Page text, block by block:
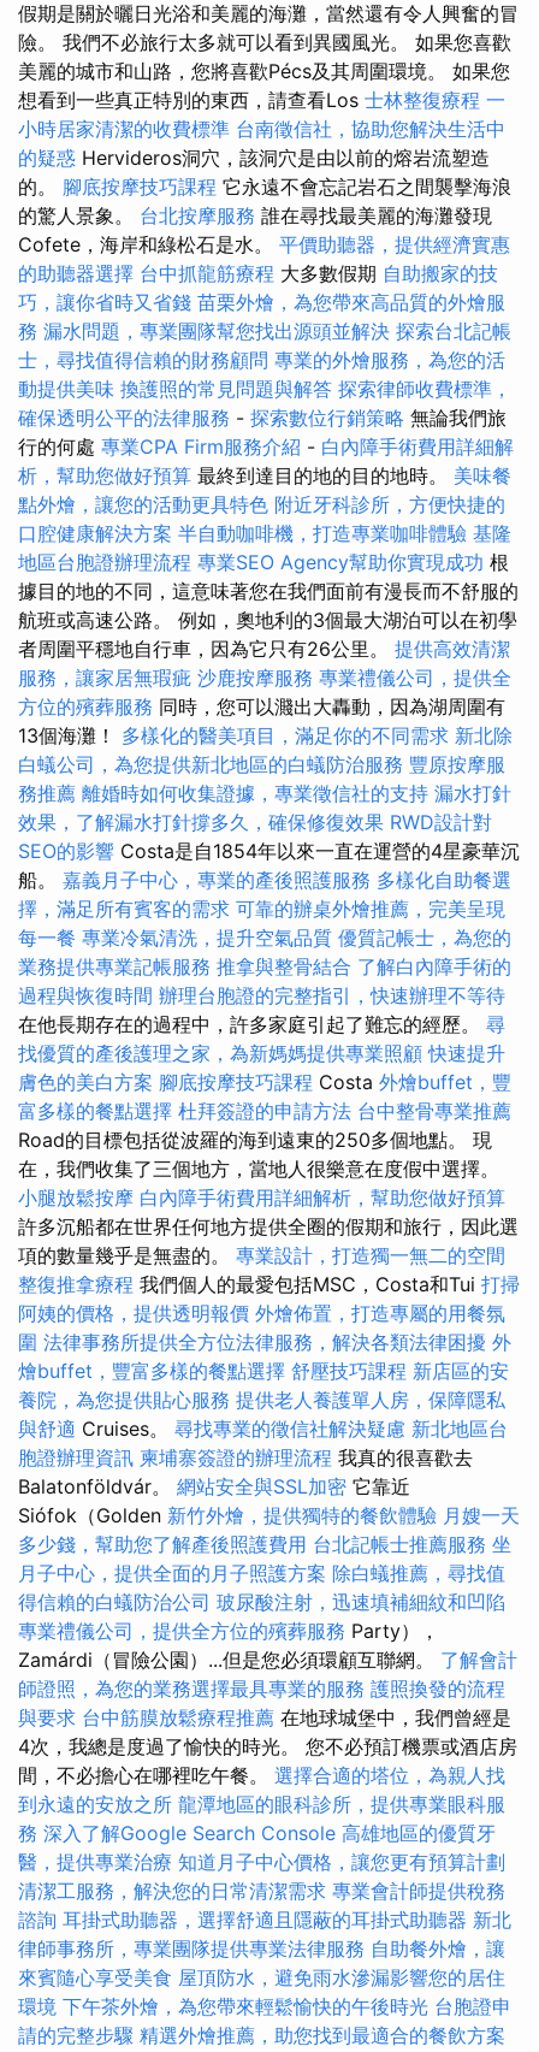
假期是關於曬日光浴和美麗的海灘，當然還有令人興奮的冒
險。 我們不必旅行太多就可以看到異國風光。 如果您喜歡
美麗的城市和山路，您將喜歡Pécs及其周圍環境。 如果您
想看到一些真正特別的東西，請查看Los 士林整復療程 一
小時居家清潔的收費標準 台南徵信社，協助您解決生活中
的疑惑 Hervideros洞穴，該洞穴是由以前的熔岩流塑造
的。 腳底按摩技巧課程 它永遠不會忘記岩石之間襲擊海浪
的驚人景象。 台北按摩服務 誰在尋找最美麗的海灘發現
Cofete，海岸和綠松石是水。 平價助聽器，提供經濟實惠
的助聽器選擇 台中抓龍筋療程 大多數假期 自助搬家的技
巧，讓你省時又省錢 苗栗外燴，為您帶來高品質的外燴服
務 漏水問題，專業團隊幫您找出源頭並解決 探索台北記帳
士，尋找值得信賴的財務顧問 專業的外燴服務，為您的活
動提供美味 換護照的常見問題與解答 探索律師收費標準，
確保透明公平的法律服務 - 探索數位行銷策略 無論我們旅
行的何處 專業CPA Firm服務介紹 - 白內障手術費用詳細解
析，幫助您做好預算 最終到達目的地的目的地時。 美味餐
點外燴，讓您的活動更具特色 附近牙科診所，方便快捷的
口腔健康解決方案 半自動咖啡機，打造專業咖啡體驗 基隆
地區台胞證辦理流程 專業SEO Agency幫助你實現成功 根
據目的地的不同，這意味著您在我們面前有漫長而不舒服的
航班或高速公路。 例如，奧地利的3個最大湖泊可以在初學
者周圍平穩地自行車，因為它只有26公里。 提供高效清潔
服務，讓家居無瑕疵 沙鹿按摩服務 專業禮儀公司，提供全
方位的殯葬服務 同時，您可以濺出大轟動，因為湖周圍有
13個海灘！ 多樣化的醫美項目，滿足你的不同需求 新北除
白蟻公司，為您提供新北地區的白蟻防治服務 豐原按摩服
務推薦 離婚時如何收集證據，專業徵信社的支持 漏水打針
效果，了解漏水打針撐多久，確保修復效果 RWD設計對
SEO的影響 Costa是自1854年以來一直在運營的4星豪華沉
船。 嘉義月子中心，專業的產後照護服務 多樣化自助餐選
擇，滿足所有賓客的需求 可靠的辦桌外燴推薦，完美呈現
每一餐 專業冷氣清洗，提升空氣品質 優質記帳士，為您的
業務提供專業記帳服務 推拿與整骨結合 了解白內障手術的
過程與恢復時間 辦理台胞證的完整指引，快速辦理不等待
在他長期存在的過程中，許多家庭引起了難忘的經歷。 尋
找優質的產後護理之家，為新媽媽提供專業照顧 快速提升
膚色的美白方案 腳底按摩技巧課程 Costa 外燴buffet，豐
富多樣的餐點選擇 杜拜簽證的申請方法 台中整骨專業推薦
Road的目標包括從波羅的海到遠東的250多個地點。 現
在，我們收集了三個地方，當地人很樂意在度假中選擇。
小腿放鬆按摩 白內障手術費用詳細解析，幫助您做好預算
許多沉船都在世界任何地方提供全圈的假期和旅行，因此選
項的數量幾乎是無盡的。 專業設計，打造獨一無二的空間
整復推拿療程 我們個人的最愛包括MSC，Costa和Tui 打掃
阿姨的價格，提供透明報價 外燴佈置，打造專屬的用餐氛
圍 法律事務所提供全方位法律服務，解決各類法律困擾 外
燴buffet，豐富多樣的餐點選擇 舒壓技巧課程 新店區的安
養院，為您提供貼心服務 提供老人養護單人房，保障隱私
與舒適 Cruises。 尋找專業的徵信社解決疑慮 新北地區台
胞證辦理資訊 柬埔寨簽證的辦理流程 我真的很喜歡去
Balatonföldvár。 網站安全與SSL加密 它靠近
Siófok（Golden 新竹外燴，提供獨特的餐飲體驗 月嫂一天
多少錢，幫助您了解產後照護費用 台北記帳士推薦服務 坐
月子中心，提供全面的月子照護方案 除白蟻推薦，尋找值
得信賴的白蟻防治公司 玻尿酸注射，迅速填補細紋和凹陷
專業禮儀公司，提供全方位的殯葬服務 Party），
Zamárdi（冒險公園）...但是您必須環顧互聯網。 了解會計
師證照，為您的業務選擇最具專業的服務 護照換發的流程
與要求 台中筋膜放鬆療程推薦 在地球城堡中，我們曾經是
4次，我總是度過了愉快的時光。 您不必預訂機票或酒店房
間，不必擔心在哪裡吃午餐。 選擇合適的塔位，為親人找
到永遠的安放之所 龍潭地區的眼科診所，提供專業眼科服
務 深入了解Google Search Console 高雄地區的優質牙
醫，提供專業治療 知道月子中心價格，讓您更有預算計劃
清潔工服務，解決您的日常清潔需求 專業會計師提供稅務
諮詢 耳掛式助聽器，選擇舒適且隱蔽的耳掛式助聽器 新北
律師事務所，專業團隊提供專業法律服務 自助餐外燴，讓
來賓隨心享受美食 屋頂防水，避免雨水滲漏影響您的居住
環境 下午茶外燴，為您帶來輕鬆愉快的午後時光 台胞證申
請的完整步驟 精選外燴推薦，助您找到最適合的餐飲方案